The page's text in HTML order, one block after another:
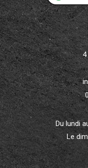
4
Du lundi
Le